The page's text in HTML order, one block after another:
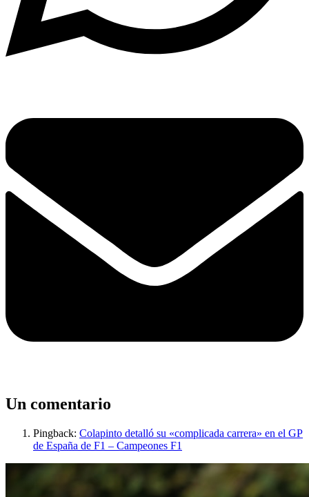
Un comentario
Pingback: Colapinto detalló su «complicada carrera» en el GP
de España de F1 – Campeones F1